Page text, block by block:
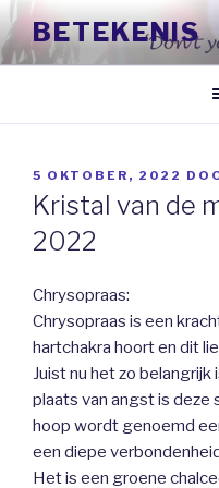
Naar
de
inhoud
BETEKENIS
GEPLAATST
OP
5 OKTOBER, 2022
Kristal van de
2022
Chrysopraas:
Chrysopraas is een
hartchakra hoort en dit
Juist nu het zo belangrijk
plaats van angst is deze
hoop wordt genoemd
een diepe
Het is een groene